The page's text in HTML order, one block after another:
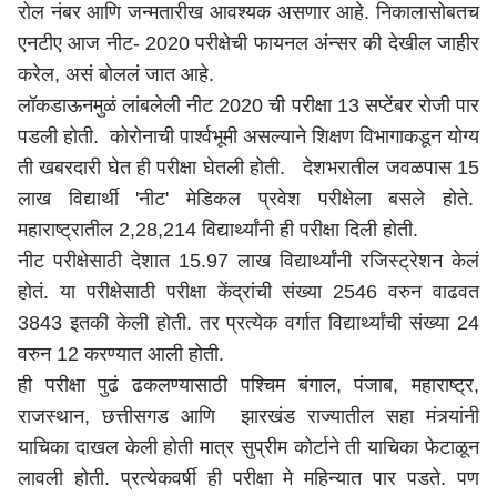
रोल नंबर आणि जन्मतारीख आवश्यक असणार आहे. निकालासोबतच
एनटीए आज नीट- 2020 परीक्षेची फायनल अंन्सर की देखील जाहीर
करेल, असं बोललं जात आहे.
लॉकडाऊनमुळं लांबलेली नीट 2020 ची परीक्षा 13 सप्टेंबर रोजी पार
पडली होती. कोरोनाची पार्श्वभूमी असल्याने शिक्षण विभागाकडून योग्य
ती खबरदारी घेत ही परीक्षा घेतली होती. देशभरातील जवळपास 15
लाख विद्यार्थी 'नीट' मेडिकल प्रवेश परीक्षेला बसले होते.
महाराष्ट्रातील 2,28,214 विद्यार्थ्यांनी ही परीक्षा दिली होती.
नीट परीक्षेसाठी देशात 15.97 लाख विद्यार्थ्यांनी रजिस्ट्रेशन केलं
होतं. या परीक्षेसाठी परीक्षा केंद्रांची संख्या 2546 वरुन वाढवत
3843 इतकी केली होती. तर प्रत्येक वर्गात विद्यार्थ्यांची संख्या 24
वरुन 12 करण्यात आली होती.
ही परीक्षा पुढं ढकलण्यासाठी पश्चिम बंगाल, पंजाब, महाराष्ट्र,
राजस्थान, छत्तीसगड आणि झारखंड राज्यातील सहा मंत्र्यांनी
याचिका दाखल केली होती मात्र सुप्रीम कोर्टाने ती याचिका फेटाळून
लावली होती. प्रत्येकवर्षी ही परीक्षा मे महिन्यात पार पडते. पण